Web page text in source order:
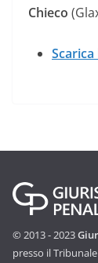
Chieco
© 2013 - 2023
presso il